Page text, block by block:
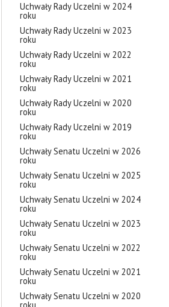
Uchwały Rady Uczelni w 2024
roku
Uchwały Rady Uczelni w 2023
roku
Uchwały Rady Uczelni w 2022
roku
Uchwały Rady Uczelni w 2021
roku
Uchwały Rady Uczelni w 2020
roku
Uchwały Rady Uczelni w 2019
roku
Uchwały Senatu Uczelni w 2026
roku
Uchwały Senatu Uczelni w 2025
roku
Uchwały Senatu Uczelni w 2024
roku
Uchwały Senatu Uczelni w 2023
roku
Uchwały Senatu Uczelni w 2022
roku
Uchwały Senatu Uczelni w 2021
roku
Uchwały Senatu Uczelni w 2020